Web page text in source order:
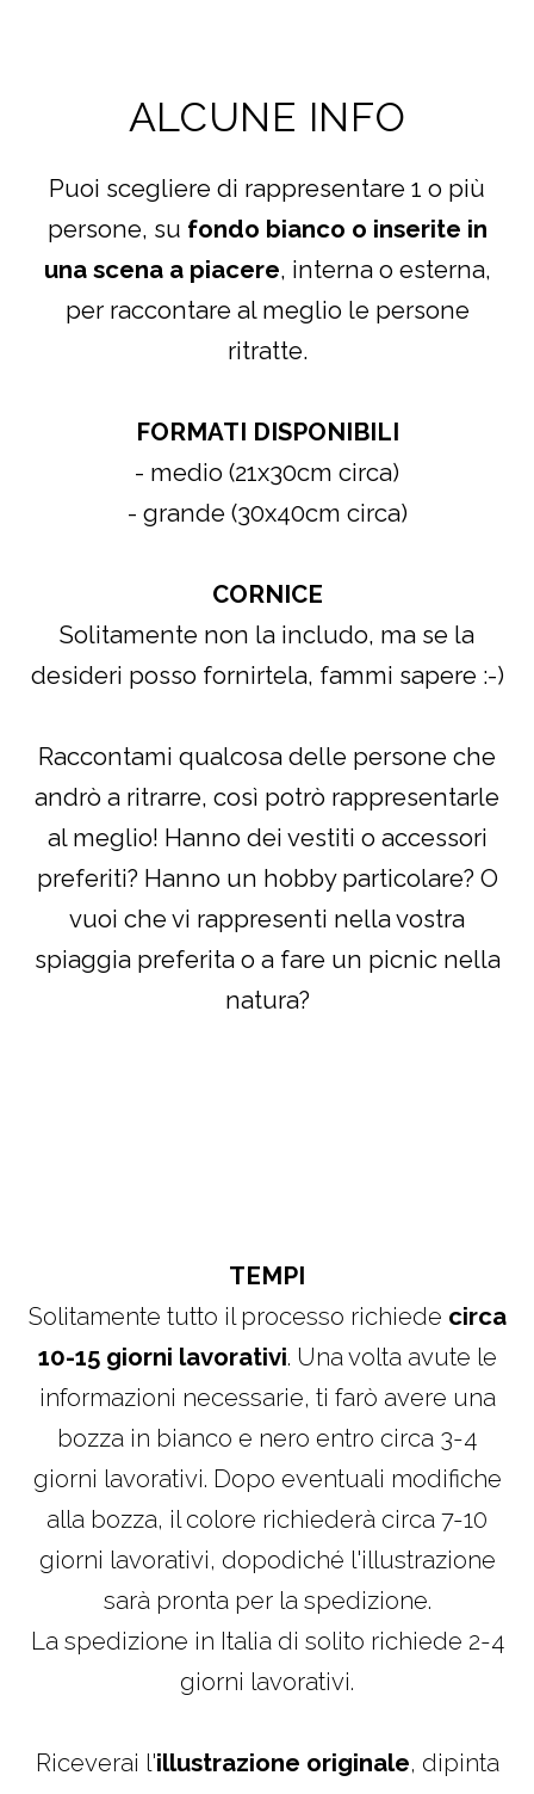
ALCUNE INFO
Puoi scegliere di rappresentare 1 o più
persone, su fondo bianco o inserite in
una scena a piacere, interna o esterna,
per raccontare al meglio le persone
ritratte.
FORMATI DISPONIBILI
- medio (21x30cm circa)
- grande (30x40cm circa)
CORNICE
Solitamente non la includo, ma se la
desideri posso fornirtela, fammi sapere :-)
Raccontami qualcosa delle persone che
andrò a ritrarre, così potrò rappresentarle
al meglio! Hanno dei vestiti o accessori
preferiti? Hanno un hobby particolare? O
vuoi che vi rappresenti nella vostra
spiaggia preferita o a fare un picnic nella
natura?
TEMPI
Solitamente tutto il processo richiede circa
10-15 giorni lavorativi. Una volta avute le
informazioni necessarie, ti farò avere una
bozza in bianco e nero entro circa 3-4
giorni lavorativi. Dopo eventuali modifiche
alla bozza, il colore richiederà circa 7-10
giorni lavorativi, dopodiché l'illustrazione
sarà pronta per la spedizione.
La spedizione in Italia di solito richiede 2-4
giorni lavorativi.
Riceverai l'illustrazione originale, dipinta